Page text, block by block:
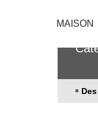
MAISON